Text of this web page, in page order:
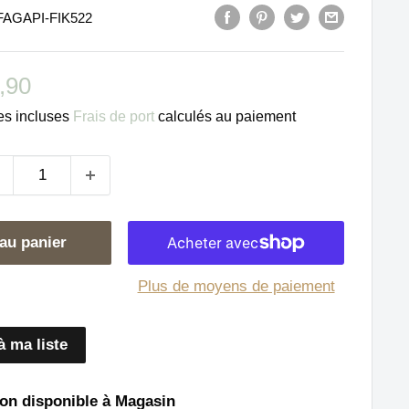
FIK522
incluses Frais de port calculés au paiement
panier
Plus de moyens de paiement
ma liste
disponible à Magasin